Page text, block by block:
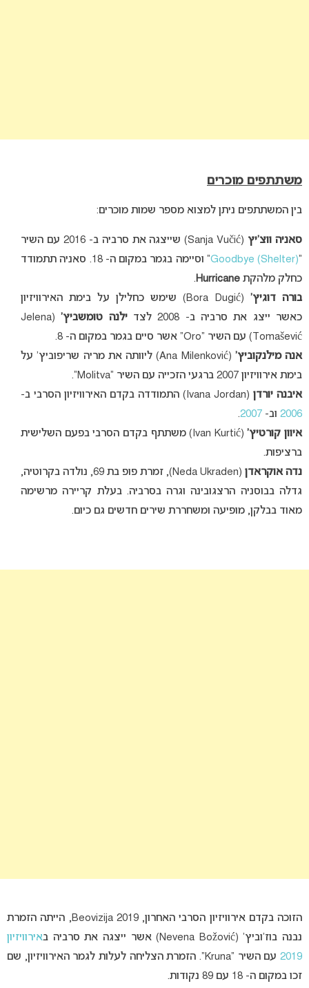
משתתפים מוכרים
בין המשתתפים ניתן למצוא מספר שמות מוכרים:
סאניה ווצ’יץ
(Sanja Vučić) שייצגה את סרביה ב- 2016 עם השיר
“
Goodbye (Shelter)
” וסיימה בגמר במקום ה- 18. סאניה תתמודד
כחלק מלהקת Hurricane
.
בורה דוגיץ’
(Bora Dugić) שימש כחלילן על בימת האירוויזיון
כאשר ייצג את סרביה ב- 2008 לצד
ילנה טומשביץ’
(Jelena
Tomašević) עם השיר “Oro” אשר סיים בגמר במקום ה- 8.
אנה מילנקוביץ’
(Ana Milenković) ליוותה את מריה שריפוביץ’ על
בימת אירוויזיון 2007 ברגעי הזכייה עם השיר “Molitva”.
איבנה יורדן (Ivana Jordan) התמודדה בקדם האירוויזיון הסרבי ב-
2006 וב- 2007
.
איוון קורטיץ’
(Ivan Kurtić) משתתף בקדם הסרבי בפעם השלישית
ברציפות.
נדה אוקראדן
(Neda Ukraden), זמרת פופ בת 69, נולדה בקרוטיה,
גדלה בבוסניה הרצגובינה וגרה בסרביה. בעלת קריירה מרשימה
מאוד בבלקן, מופיעה ומשחררת שירים חדשים גם כיום.
הזוכה בקדם אירוויזיון הסרבי האחרון, Beovizija 2019, הייתה הזמרת
נבנה בוז’וביץ’ (Nevena Božović) אשר ייצגה את סרביה ב
אירוויזיון
2019
עם השיר “Kruna”. הזמרת הצליחה לעלות לגמר האירוויזיון, שם
זכו במקום ה- 18 עם 89 נקודות.